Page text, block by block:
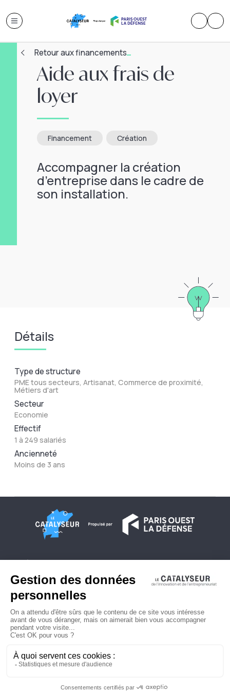
Retour aux financements
Aide aux frais de
loyer
Financement Création
Accompagner la création
d’entreprise dans le cadre de
son installation.
Détails
Type de structure
PME tous secteurs, Artisanat, Commerce de proximité,
Métiers d'art
Secteur
Economie
Effectif
1 à 249 salariés
Ancienneté
Moins de 3 ans
Conditions générales d'utilisation
Contactez-nous
Politique de confidentialité
Plan du site
© 2026 Copyright - Le Catalyseur